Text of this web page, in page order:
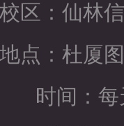
区：仙林
地点：杜厦
时间：每